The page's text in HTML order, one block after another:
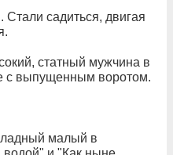
Стали садиться, двигая
статный мужчина в
с выпущенным воротом.
малый в